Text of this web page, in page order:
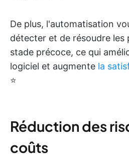
De plus, l'automatisation
détecter et de résoudre les
stade précoce, ce qui
logiciel et augmente la
⭐
Réduction des
coûts